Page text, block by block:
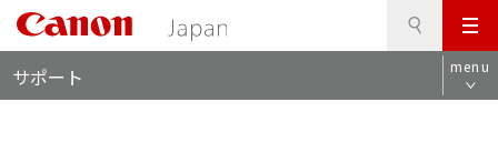
メ
ニ
ュ
サポート menu